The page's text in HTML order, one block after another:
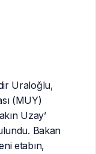
Uraloğlu,
(MUY)
Uzay’
Bakan
etabın,